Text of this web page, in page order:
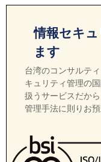
情報セキ
ます
台湾のコンサルテ
キュリティ管理の
扱うサービスだか
管理手法に則りお預